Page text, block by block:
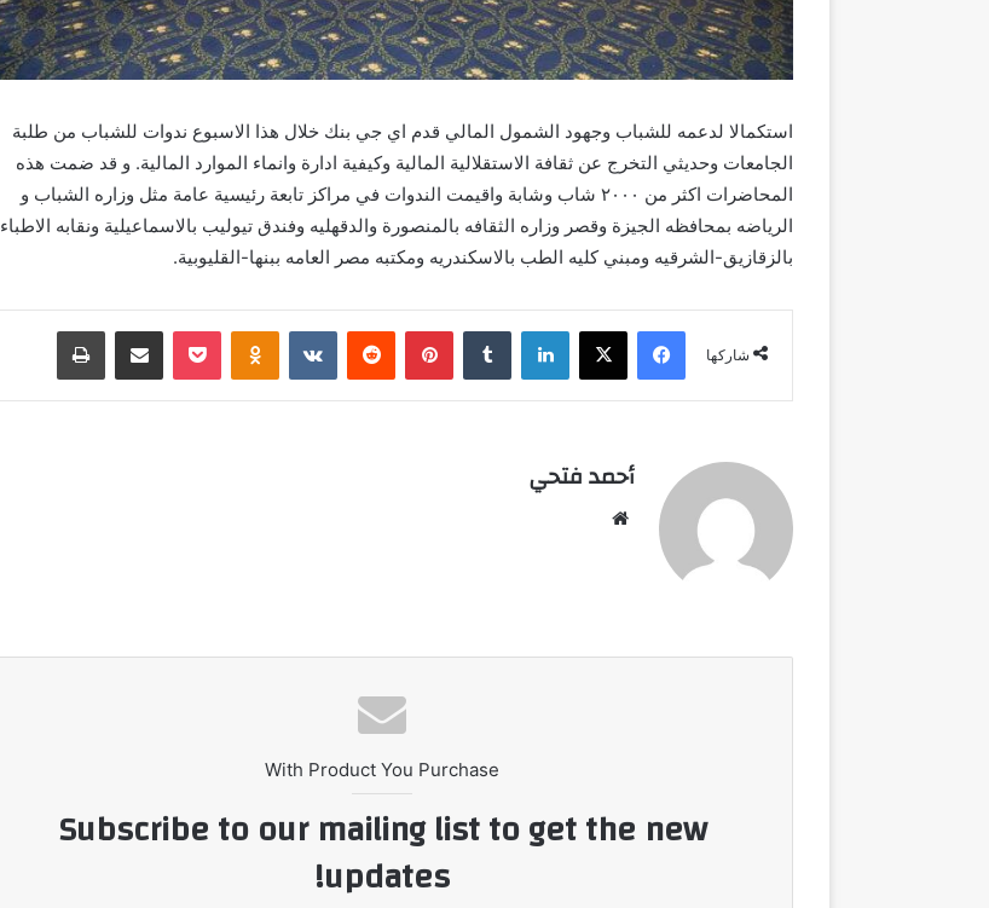
استكمالا لدعمه للشباب وجهود الشمول المالي قدم اي جي بنك خلال هذا الاسبوع ندوات للشباب من طلبة
الجامعات وحديثي التخرج عن ثقافة الاستقلالية المالية وكيفية ادارة وانماء الموارد المالية. و قد ضمت هذه
المحاضرات اكثر من ٢٠٠٠ شاب وشابة واقيمت الندوات في مراكز تابعة رئيسية عامة مثل وزاره الشباب و
الرياضه بمحافظه الجيزة وقصر وزاره الثقافه بالمنصورة والدقهليه وفندق تيوليب بالاسماعيلية ونقابه الاطباء
بالزقازيق-الشرقيه ومبني كليه الطب بالاسكندريه ومكتبه مصر العامه ببنها-القليوبية.
شاركها
فيسبوك ‫X لينكدإن بينتيريست Odnoklassniki
‫Pocket مشاركة عبر البريد طباعة
أحمد فتحي
With Product You Purchase
Subscribe to our mailing list to get the new
updates!